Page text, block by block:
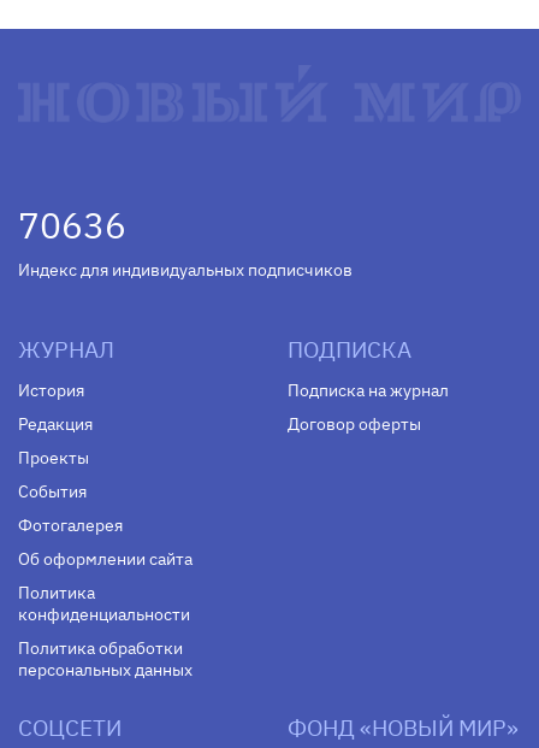
70636
Индекс для индивидуальных подписчиков
ЖУРНАЛ
История
Редакция
Проекты
События
Фотогалерея
Об оформлении сайта
Политика
конфиденциальности
Политика обработки
персональных данных
ПОДПИСКА
Подписка на журнал
Договор оферты
СОЦСЕТИ ФОНД «НОВЫЙ МИР»